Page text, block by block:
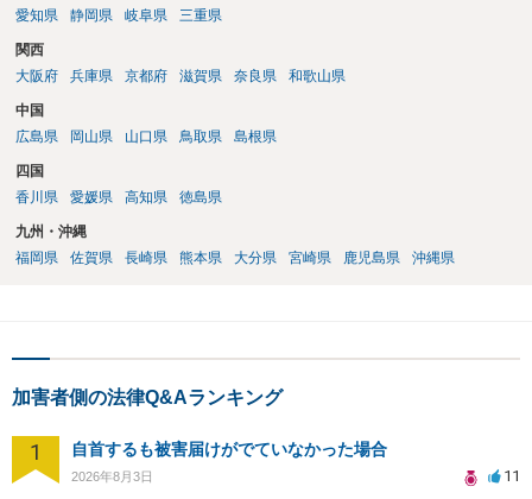
愛知県
静岡県 岐阜県 三重県
関西
大阪府
兵庫県 京都府 滋賀県 奈良県 和歌山県
中国
広島県
岡山県 山口県 鳥取県 島根県
四国
香川県
愛媛県 高知県 徳島県
九州・沖縄
福岡県
佐賀県 長崎県 熊本県 大分県 宮崎県 鹿児島県 沖縄県
加害者側の法律Q&Aランキング
1 自首するも被害届けがでていなかった場合
2026年8月3日 11